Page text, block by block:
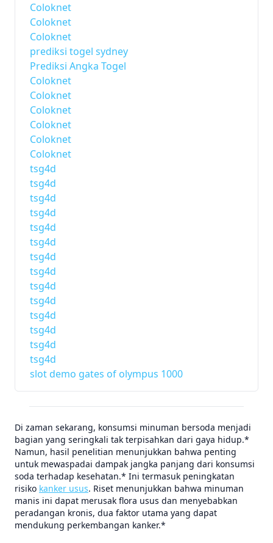
Coloknet
Coloknet
Coloknet
prediksi togel sydney
Prediksi Angka Togel
Coloknet
Coloknet
Coloknet
Coloknet
Coloknet
Coloknet
tsg4d
tsg4d
tsg4d
tsg4d
tsg4d
tsg4d
tsg4d
tsg4d
tsg4d
tsg4d
tsg4d
tsg4d
tsg4d
tsg4d
slot demo gates of olympus 1000
Di zaman sekarang, konsumsi minuman bersoda menjadi
bagian yang seringkali tak terpisahkan dari gaya hidup.*
Namun, hasil penelitian menunjukkan bahwa penting
untuk mewaspadai dampak jangka panjang dari konsumsi
soda terhadap kesehatan.* Ini termasuk peningkatan
risiko kanker usus. Riset menunjukkan bahwa minuman
manis ini dapat merusak flora usus dan menyebabkan
peradangan kronis, dua faktor utama yang dapat
mendukung perkembangan kanker.*